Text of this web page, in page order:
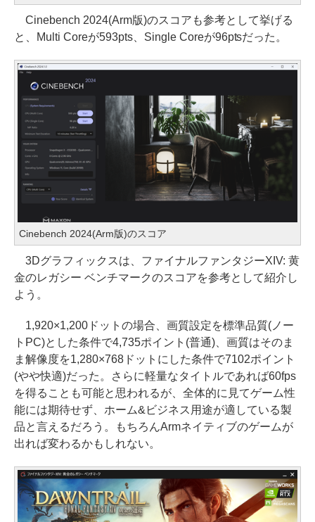
Cinebench 2024(Arm版)のスコアも参考として挙げる
と、Multi Coreが593pts、Single Coreが96ptsだった。
Cinebench 2024(Arm版)のスコア
3Dグラフィックスは、ファイナルファンタジーXIV: 黄
金のレガシー ベンチマークのスコアを参考として紹介し
よう。
1,920×1,200ドットの場合、画質設定を標準品質(ノー
トPC)とした条件で4,735ポイント(普通)、画質はそのま
ま解像度を1,280×768ドットにした条件で7102ポイント
(やや快適)だった。さらに軽量なタイトルであれば60fps
を得ることも可能と思われるが、全体的に見てゲーム性
能には期待せず、ホーム&ビジネス用途が適している製
品と言えるだろう。もちろんArmネイティブのゲームが
出れば変わるかもしれない。